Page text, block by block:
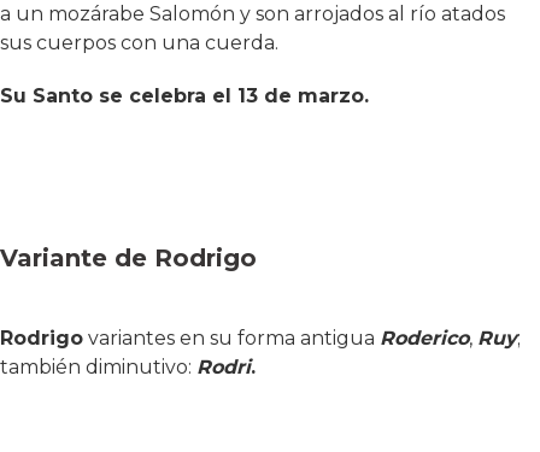
a un mozárabe Salomón y son arrojados al río atados
sus cuerpos con una cuerda.
Su Santo se celebra el 13 de marzo.
Variante de Rodrigo
Rodrigo variantes en su forma antigua Roderico, Ruy;
también diminutivo: Rodri.